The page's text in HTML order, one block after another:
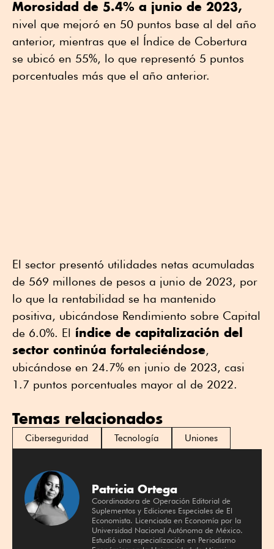
Morosidad de 5.4% a junio de 2023,
nivel que mejoró en 50 puntos base al del año
anterior, mientras que el Índice de Cobertura
se ubicó en 55%, lo que representó 5 puntos
porcentuales más que el año anterior.
El sector presentó utilidades netas acumuladas
de 569 millones de pesos a junio de 2023, por
lo que la rentabilidad se ha mantenido
positiva, ubicándose Rendimiento sobre Capital
de 6.0%. El índice de capitalización del
sector continúa fortaleciéndose,
ubicándose en 24.7% en junio de 2023, casi
1.7 puntos porcentuales mayor al de 2022.
Temas relacionados
Ciberseguridad Tecnología Uniones
Patricia Ortega
Coordinadora de Operación Editorial de
Suplementos y Ediciones Especiales de El
Economista. Licenciada en Economía por la
Universidad Nacional Autónoma de México.
Estudió una especialización en Periodismo